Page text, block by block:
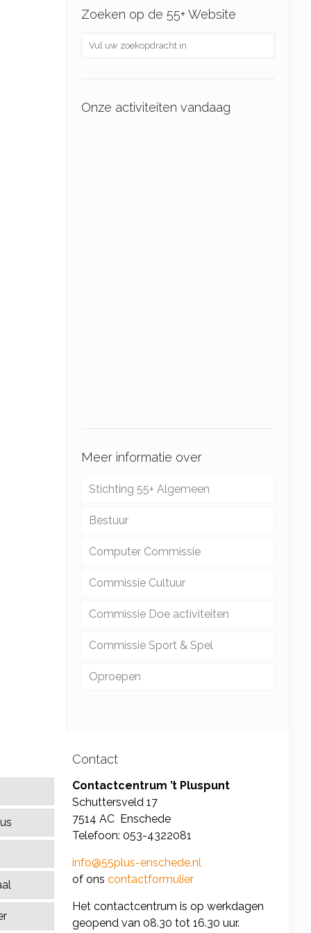
Zoeken op de 55+ Website
Onze activiteiten vandaag
Meer informatie over
Stichting 55+ Algemeen
Bestuur
Computer Commissie
Computer educatie
Computerspreekuur
Commissie Cultuur
Beleggen
Discussiegroep
Engels
Genealogie
Klassieke muziek
Kunstbeschouwing
Pluspresentaties
Commissie Doe activiteiten
Boetseren
Creatief handwerken
Tekenen
Videoclub
Commissie Sport & Spel
BreinFit
Fietsen
Jeu de boules
Koersbal
Meer bewegen voor ouderen
Oproepen
Contact
Contactcentrum ’t Pluspunt
Schuttersveld 17
7514 AC Enschede
Telefoon: 053-4322081
info@55plus-enschede.nl
of ons contactformulier
Het contactcentrum is op werkdagen
geopend van 08.30 tot 16.30 uur.